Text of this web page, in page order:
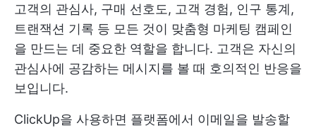
고객의 관심사, 구매 선호도, 고객 경험, 인구 통계,
트랜잭션 기록 등 모든 것이 맞춤형 마케팅 캠페인
을 만드는 데 중요한 역할을 합니다. 고객은 자신의
관심사에 공감하는 메시지를 볼 때 호의적인 반응을
보입니다.
ClickUp을 사용하면 플랫폼에서 이메일을 발송할